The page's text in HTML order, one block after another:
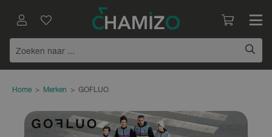
Home > Merken > GOFLUO